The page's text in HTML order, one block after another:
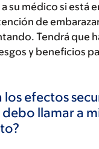
su médico si está
de
Tendrá que
y beneficios
los efectos
llamar a